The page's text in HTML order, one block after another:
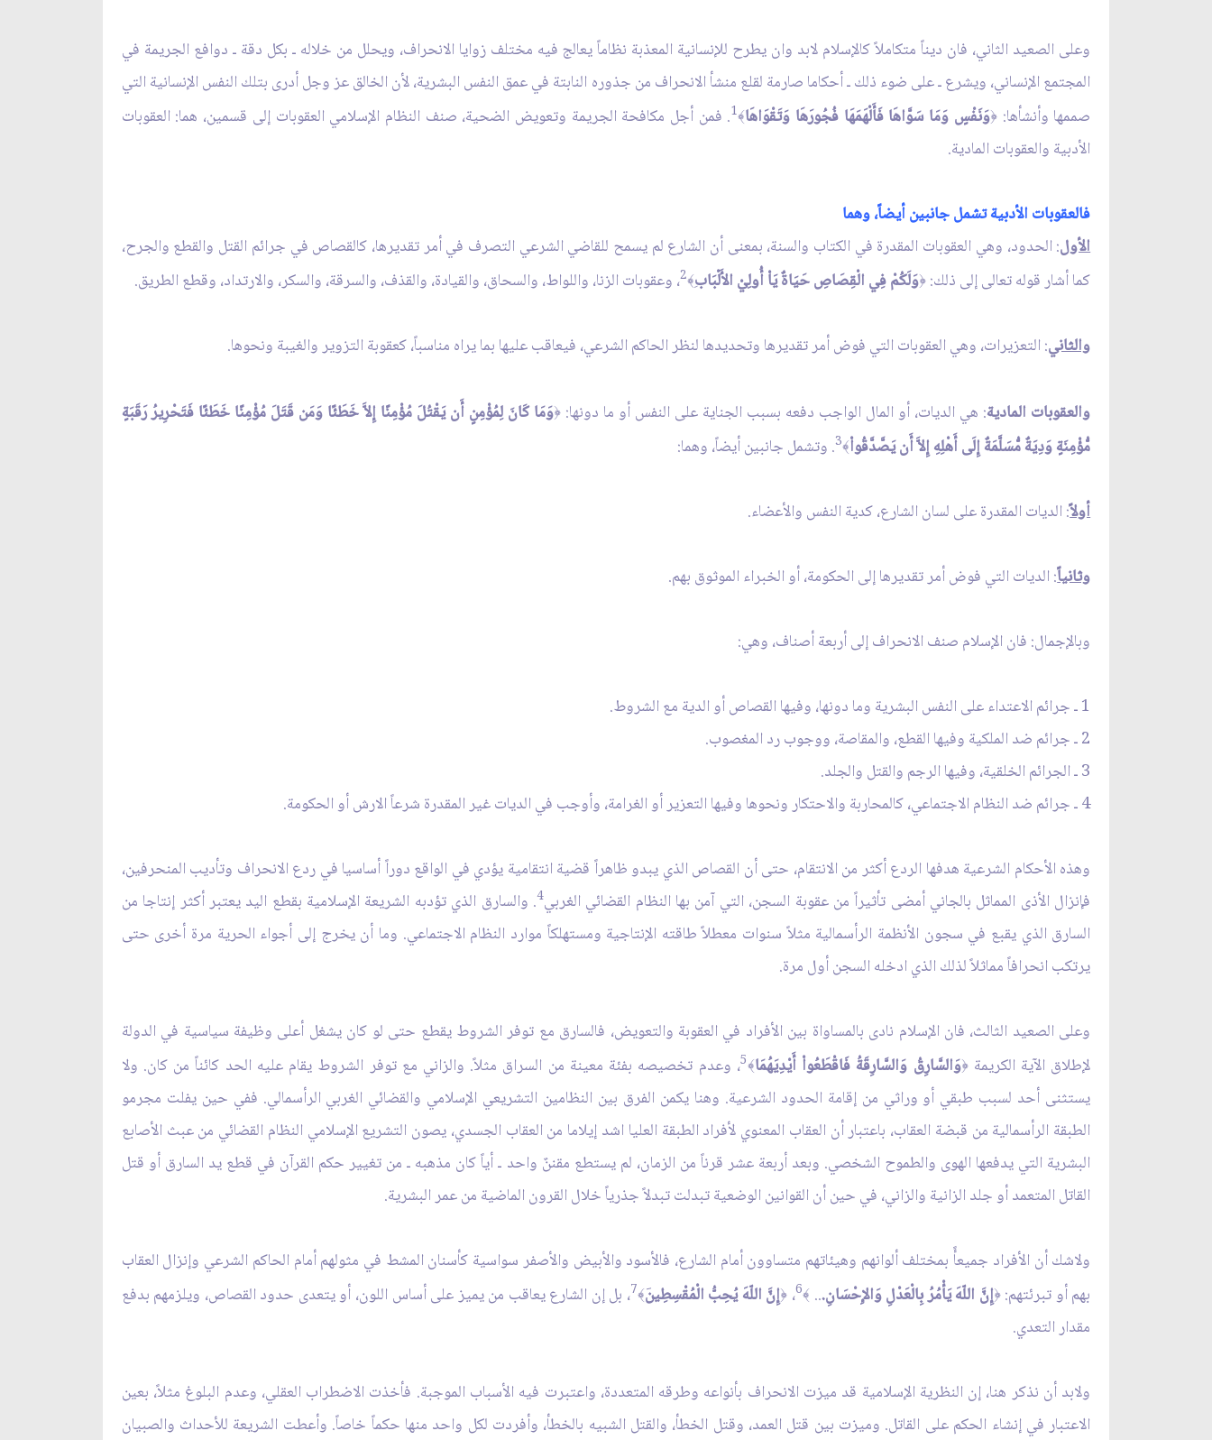
وعلى الصعيد الثاني، فان ديناً متكاملاً كالإسلام لابد وان يطرح للإنسانية المعذبة نظاماً يعالج فيه مختلف زوايا الانحراف، ويحلل من خلاله ـ بكل دقة ـ دوافع الجريمة في
المجتمع الإنساني، ويشرع ـ على ضوء ذلك ـ أحكاما صارمة لقلع منشأ الانحراف من جذوره النابتة في عمق النفس البشرية، لأن الخالق عز وجل أدرى بتلك النفس الإنسانية التي
صممها وأنشأها:﴿وَنَفْسٍ وَمَا سَوَّاهَا فَأَلْهَمَهَا فُجُورَهَا وَتَقْوَاهَا﴾1. فمن أجل مكافحة الجريمة وتعويض الضحية، صنف النظام الإسلامي العقوبات إلى قسمين، هما: العقوبات
الأدبية والعقوبات المادية.
فالعقوبات الأدبية تشمل جانبين أيضاً، وهما
الأول: الحدود، وهي العقوبات المقدرة في الكتاب والسنة، بمعنى أن الشارع لم يسمح للقاضي الشرعي التصرف في أمر تقديرها، كالقصاص في جرائم القتل والقطع والجرح،
كما أشار قوله تعالى إلى ذلك: ﴿وَلَكُمْ فِي الْقِصَاصِ حَيَاةٌ يَاْ أُولِيْ الأَلْبَاب﴾2، وعقوبات الزنا، واللواط، والسحاق، والقيادة، والقذف، والسرقة، والسكر، والارتداد، وقطع الطريق.
والثاني: التعزيرات، وهي العقوبات التي فوض أمر تقديرها وتحديدها لنظر الحاكم الشرعي، فيعاقب عليها بما يراه مناسباً، كعقوبة التزوير والغيبة ونحوها.
والعقوبات المادية: هي الديات، أو المال الواجب دفعه بسبب الجناية على النفس أو ما دونها: ﴿وَمَا كَانَ لِمُؤْمِنٍ أَن يَقْتُلَ مُؤْمِنًا إِلاَّ خَطَئًا وَمَن قَتَلَ مُؤْمِنًا خَطَئًا فَتَحْرِيرُ رَقَبَةٍ
مُّؤْمِنَةٍ وَدِيَةٌ مُّسَلَّمَةٌ إِلَى أَهْلِهِ إِلاَّ أَن يَصَّدَّقُواْ﴾3. وتشمل جانبين أيضاً، وهما:
أولاً: الديات المقدرة على لسان الشارع، كدية النفس والأعضاء.
وثانياً: الديات التي فوض أمر تقديرها إلى الحكومة، أو الخبراء الموثوق بهم.
وبالإجمال: فان الإسلام صنف الانحراف إلى أربعة أصناف، وهي:
1 ـ جرائم الاعتداء على النفس البشرية وما دونها، وفيها القصاص أو الدية مع الشروط.
2 ـ جرائم ضد الملكية وفيها القطع، والمقاصة، ووجوب رد المغصوب.
3 ـ الجرائم الخلقية، وفيها الرجم والقتل والجلد.
4 ـ جرائم ضد النظام الاجتماعي، كالمحاربة والاحتكار ونحوها وفيها التعزير أو الغرامة، وأوجب في الديات غير المقدرة شرعاً الارش أو الحكومة.
وهذه الأحكام الشرعية هدفها الردع أكثر من الانتقام، حتى أن القصاص الذي يبدو ظاهراً قضية انتقامية يؤدي في الواقع دوراً أساسيا في ردع الانحراف وتأديب المنحرفين،
فإنزال الأذى المماثل بالجاني أمضى تأثيراً من عقوبة السجن، التي آمن بها النظام القضائي الغربي4. والسارق الذي تؤدبه الشريعة الإسلامية بقطع اليد يعتبر أكثر إنتاجا من
السارق الذي يقبع في سجون الأنظمة الرأسمالية مثلاً سنوات معطلاً طاقته الإنتاجية ومستهلكاً موارد النظام الاجتماعي. وما أن يخرج إلى أجواء الحرية مرة أخرى حتى
يرتكب انحرافاً مماثلاً لذلك الذي ادخله السجن أول مرة.
وعلى الصعيد الثالث، فان الإسلام نادى بالمساواة بين الأفراد في العقوبة والتعويض، فالسارق مع توفر الشروط يقطع حتى لو كان يشغل أعلى وظيفة سياسية في الدولة
لإطلاق الآية الكريمة﴿وَالسَّارِقُ وَالسَّارِقَةُ فَاقْطَعُواْ أَيْدِيَهُمَا﴾5، وعدم تخصيصه بفئة معينة من السراق مثلاً. والزاني مع توفر الشروط يقام عليه الحد كائناً من كان. ولا
يستثنى أحد لسبب طبقي أو وراثي من إقامة الحدود الشرعية. وهنا يكمن الفرق بين النظامين التشريعي الإسلامي والقضائي الغربي الرأسمالي. ففي حين يفلت مجرمو
الطبقة الرأسمالية من قبضة العقاب، باعتبار أن العقاب المعنوي لأفراد الطبقة العليا اشد إيلاما من العقاب الجسدي، يصون التشريع الإسلامي النظام القضائي من عبث الأصابع
البشرية التي يدفعها الهوى والطموح الشخصي. وبعد أربعة عشر قرناً من الزمان، لم يستطع مقننٌ واحد ـ أياً كان مذهبه ـ من تغيير حكم القرآن في قطع يد السارق أو قتل
القاتل المتعمد أو جلد الزانية والزاني، في حين أن القوانين الوضعية تبدلت تبدلاً جذرياً خلال القرون الماضية من عمر البشرية.
ولاشك أن الأفراد جميعأً بمختلف ألوانهم وهيئاتهم متساوون أمام الشارع، فالأسود والأبيض والأصفر سواسية كأسنان المشط في مثولهم أمام الحاكم الشرعي وإنزال العقاب
بهم أو تبرئتهم:﴿إِنَّ اللّهَ يَأْمُرُ بِالْعَدْلِ وَالإِحْسَانِ... ﴾6، ﴿إِنَّ اللّهَ يُحِبُّ الْمُقْسِطِينَ﴾7، بل إن الشارع يعاقب من يميز على أساس اللون، أو يتعدى حدود القصاص، ويلزمهم بدفع
مقدار التعدي.
ولابد أن نذكر هنا، إن النظرية الإسلامية قد ميزت الانحراف بأنواعه وطرقه المتعددة، واعتبرت فيه الأسباب الموجبة. فأخذت الاضطراب العقلي، وعدم البلوغ مثلاً، بعين
الاعتبار في إنشاء الحكم على القاتل. وميزت بين قتل العمد، وقتل الخطأ، والقتل الشبيه بالخطأ، وأفردت لكل واحد منها حكماً خاصاً. وأعطت الشريعة للأحداث والصبيان